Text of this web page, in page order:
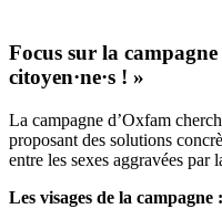
Focus sur la
citoyen·ne·s ! »
La campagne d’Oxfam
proposant des solutions
entre les sexes aggravées par
Les visages de la campagne :